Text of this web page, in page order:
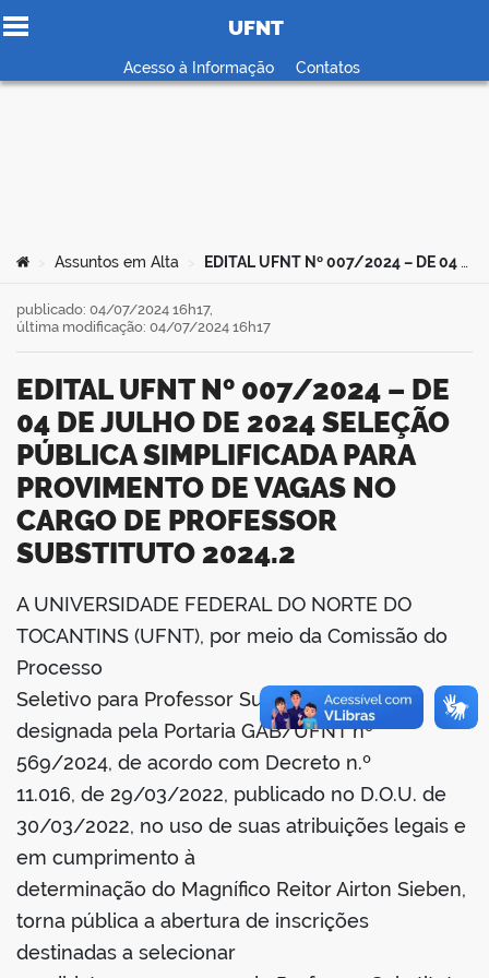
Ir para o conteúdo
UFNT
Acesso à Informação Contatos
Você está aqui:
Assuntos em Alta EDITAL UFNT Nº 007/2024 – DE 04 DE JULHO DE 2024 SELEÇÃO PÚBLICA SIMPLIFICADA PARA PROVIMENTO DE VAGAS NO CARGO DE PROFESSOR SUBSTITUTO 2024.2
EDITAL UFNT Nº 007/2024 – DE
04 DE JULHO DE 2024 SELEÇÃO
PÚBLICA SIMPLIFICADA PARA
PROVIMENTO DE VAGAS NO
CARGO DE PROFESSOR
SUBSTITUTO 2024.2
publicado: 04/07/2024 16h17,
última modificação: 04/07/2024 16h17
A UNIVERSIDADE FEDERAL DO NORTE DO
TOCANTINS (UFNT), por meio da Comissão do
Processo
Seletivo para Professor Substituto 2024/2,
designada pela Portaria GAB/UFNT nº
569/2024, de acordo com Decreto n.º
11.016, de 29/03/2022, publicado no D.O.U. de
30/03/2022, no uso de suas atribuições legais e
em cumprimento à
determinação do Magnífico Reitor Airton Sieben,
torna pública a abertura de inscrições
destinadas a selecionar